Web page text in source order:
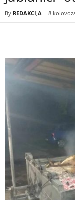
By REDAKCIJA - 8